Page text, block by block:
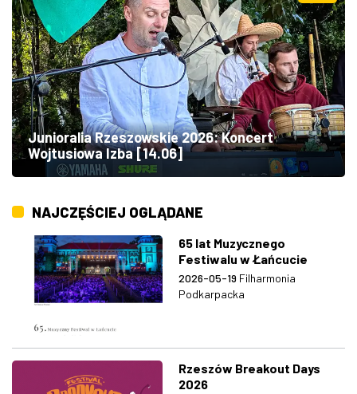
Junioralia Rzeszowskie 2026: Koncert
Wojtusiowa Izba [14.06]
NAJCZĘŚCIEJ OGLĄDANE
65 lat Muzycznego
Festiwalu w Łańcucie
2026-05-19 Filharmonia
Podkarpacka
Rzeszów Breakout Days
2026